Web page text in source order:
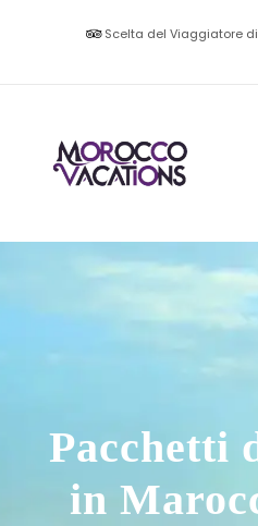
Scelta del Viaggiatore
Pacchetti
in